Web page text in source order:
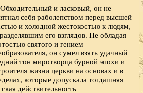
и ласковый, он не
себя раболепством перед высшей
и холодной жестокостью к людям,
его взглядов. Не обладая
святого и гением
он сумел взять удачный
тон миротворца бурной эпохи и
жизни церкви на основах и в
которые допускала тогдашняя
действительность